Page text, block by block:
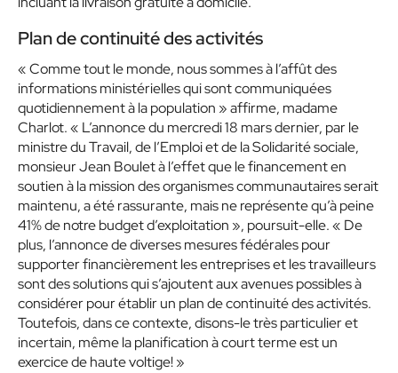
Plan de continuité des activités
« Comme tout le monde, nous sommes à l’affût des
informations ministérielles qui sont communiquées
quotidiennement à la population » affirme, madame
Charlot. « L’annonce du mercredi 18 mars dernier, par le
ministre du Travail, de l’Emploi et de la Solidarité sociale,
monsieur Jean Boulet à l’effet que le financement en
soutien à la mission des organismes communautaires serait
maintenu, a été rassurante, mais ne représente qu’à peine
41% de notre budget d’exploitation », poursuit-elle. « De
plus, l’annonce de diverses mesures fédérales pour
supporter financièrement les entreprises et les travailleurs
sont des solutions qui s’ajoutent aux avenues possibles à
considérer pour établir un plan de continuité des activités.
Toutefois, dans ce contexte, disons-le très particulier et
incertain, même la planification à court terme est un
exercice de haute voltige! »